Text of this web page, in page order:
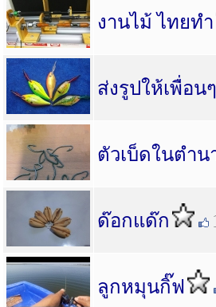
งานไม้ ไท​ยทำ​
ส่งรูปให้เพื่อน
ตัวเบ็ดในตำน
ด๊อกแด๊ก
ลูกหมุนกิ๊ฟ